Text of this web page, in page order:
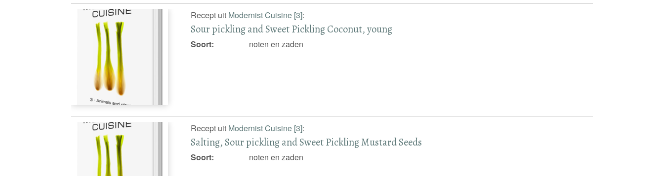
Recept uit Modernist Cuisine [3]:
Sour pickling and Sweet Pickling Coconut, young
Soort: noten en zaden
Recept uit Modernist Cuisine [3]:
Salting, Sour pickling and Sweet Pickling Mustard Seeds
Soort: noten en zaden